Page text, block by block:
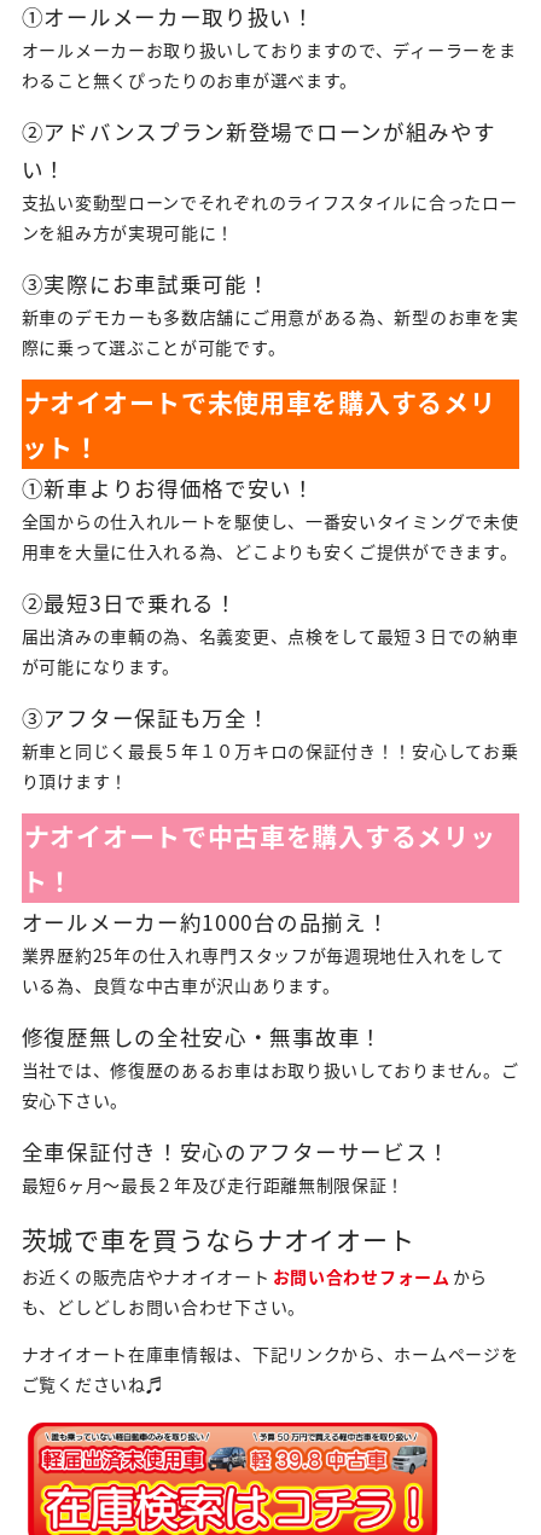
①オールメーカー取り扱い！
オールメーカーお取り扱いしておりますので、ディーラーをま
わること無くぴったりのお車が選べます。
②アドバンスプラン新登場でローンが組みやす
い！
支払い変動型ローンでそれぞれのライフスタイルに合ったロー
ンを組み方が実現可能に！
③実際にお車試乗可能！
新車のデモカーも多数店舗にご用意がある為、新型のお車を実
際に乗って選ぶことが可能です。
ナオイオートで未使用車を購入するメリ
ット！
①新車よりお得価格で安い！
全国からの仕入れルートを駆使し、一番安いタイミングで未使
用車を大量に仕入れる為、どこよりも安くご提供ができます。
②最短3日で乗れる！
届出済みの車輌の為、名義変更、点検をして最短３日での納車
が可能になります。
③アフター保証も万全！
新車と同じく最長５年１０万キロの保証付き！！安心してお乗
り頂けます！
ナオイオートで中古車を購入するメリッ
ト！
オールメーカー約1000台の品揃え！
業界歴約25年の仕入れ専門スタッフが毎週現地仕入れをして
いる為、良質な中古車が沢山あります。
修復歴無しの全社安心・無事故車！
当社では、修復歴のあるお車はお取り扱いしておりません。ご
安心下さい。
全車保証付き！安心のアフターサービス！
最短6ヶ月～最長２年及び走行距離無制限保証！
茨城で車を買うならナオイオート
お近くの販売店やナオイオート お問い合わせフォーム から
も、どしどしお問い合わせ下さい。
ナオイオート在庫車情報は、下記リンクから、ホームページを
ご覧くださいね♬